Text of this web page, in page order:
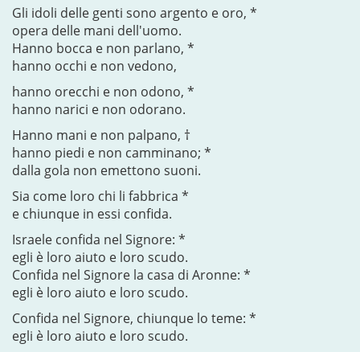
Gli idoli delle genti sono argento e oro, *
opera delle mani dell'uomo.
Hanno bocca e non parlano, *
hanno occhi e non vedono,
hanno orecchi e non odono, *
hanno narici e non odorano.
Hanno mani e non palpano, †
hanno piedi e non camminano; *
dalla gola non emettono suoni.
Sia come loro chi li fabbrica *
e chiunque in essi confida.
Israele confida nel Signore: *
egli è loro aiuto e loro scudo.
Confida nel Signore la casa di Aronne: *
egli è loro aiuto e loro scudo.
Confida nel Signore, chiunque lo teme: *
egli è loro aiuto e loro scudo.